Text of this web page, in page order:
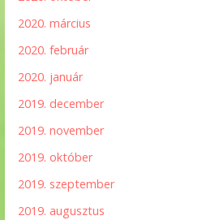
2020. március
2020. február
2020. január
2019. december
2019. november
2019. október
2019. szeptember
2019. augusztus